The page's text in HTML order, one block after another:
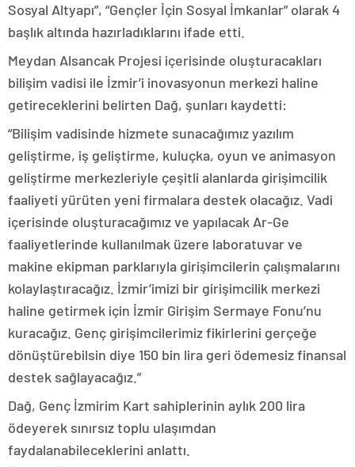
Sosyal Altyapı”, “Gençler İçin Sosyal İmkanlar” olarak 4
başlık altında hazırladıklarını ifade etti.
Meydan Alsancak Projesi içerisinde oluşturacakları
bilişim vadisi ile İzmir’i inovasyonun merkezi haline
getireceklerini belirten Dağ, şunları kaydetti:
“Bilişim vadisinde hizmete sunacağımız yazılım
geliştirme, iş geliştirme, kuluçka, oyun ve animasyon
geliştirme merkezleriyle çeşitli alanlarda girişimcilik
faaliyeti yürüten yeni firmalara destek olacağız. Vadi
içerisinde oluşturacağımız ve yapılacak Ar-Ge
faaliyetlerinde kullanılmak üzere laboratuvar ve
makine ekipman parklarıyla girişimcilerin çalışmalarını
kolaylaştıracağız. İzmir’imizi bir girişimcilik merkezi
haline getirmek için İzmir Girişim Sermaye Fonu’nu
kuracağız. Genç girişimcilerimiz fikirlerini gerçeğe
dönüştürebilsin diye 150 bin lira geri ödemesiz finansal
destek sağlayacağız.”
Dağ, Genç İzmirim Kart sahiplerinin aylık 200 lira
ödeyerek sınırsız toplu ulaşımdan
faydalanabileceklerini anlattı.